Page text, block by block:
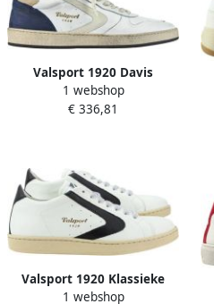
Valsport 1920 Davis
Heritage Sneaker
1 webshop
€ 336,81
Valsport 1920 Klassieke
Witte Zwarte
1 webshop